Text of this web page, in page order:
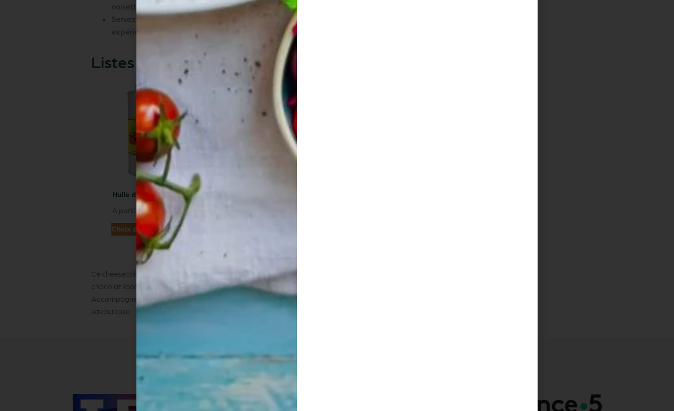
noisettes concassées pour une touche croquante.
Servez bien frais, accompagné d’un verre de vin doux ou d’un café corsé pour une
expérience gourmande inoubliable.
Listes de courses :
Huile de noisette
A partir de
11,90
Choix des options
Ce cheesecake au chocolat
est la parfaite alliance entre le croquant, le fondant et l’intensité du
chocolat. Idéal pour une fin de repas gourmande, il fera sensation auprès de vos convives.
Accompagnez-le d’un café serré ou d’un verre de vin doux pour une expérience encore plus
savoureuse.
Ils parlent de nous